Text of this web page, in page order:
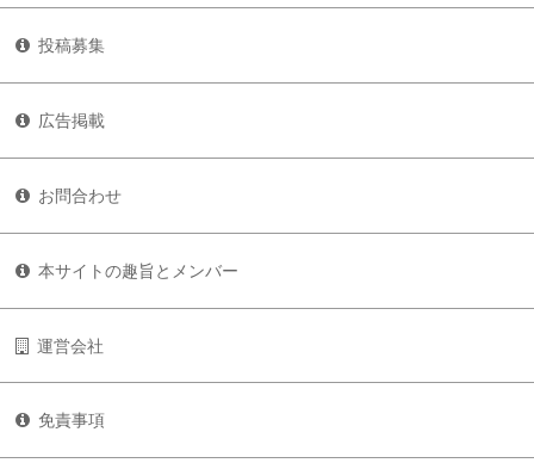
投稿募集
広告掲載
お問合わせ
本サイトの趣旨とメンバー
運営会社
免責事項